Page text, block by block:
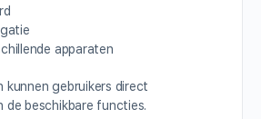
apparaten
kunnen gebruikers direct
de beschikbare functies.